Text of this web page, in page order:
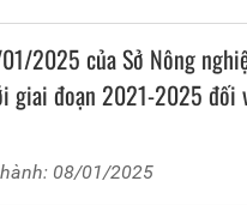
2025 của Sở Nông
giai đoạn 2021-2025 đối
08/01/2025